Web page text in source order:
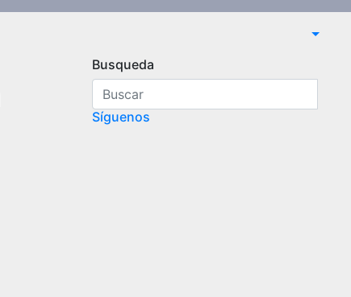
Busqueda
Síguenos